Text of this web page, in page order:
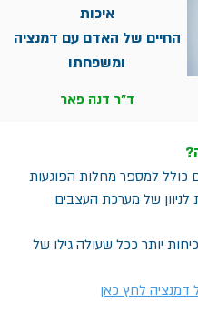
איכות
החיים של האדם עם דמנציה
ומשפחתו
ד"ר דנה פאר
כולל למספר מחלות הפוגעות
לניוון של מערכת העצבים
יותר ככל שעולה גילו של
דמנציה לחץ כאן